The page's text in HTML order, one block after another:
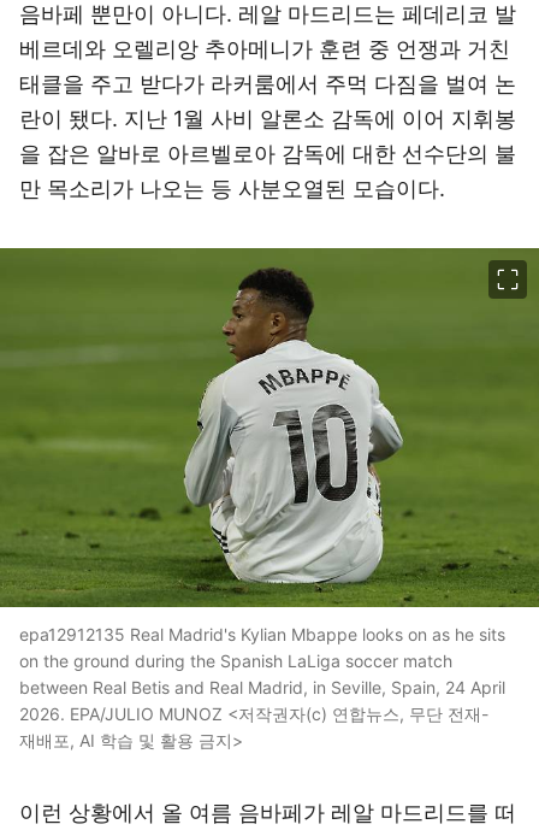
음바페 뿐만이 아니다. 레알 마드리드는 페데리코 발
베르데와 오렐리앙 추아메니가 훈련 중 언쟁과 거친
태클을 주고 받다가 라커룸에서 주먹 다짐을 벌여 논
란이 됐다. 지난 1월 사비 알론소 감독에 이어 지휘봉
을 잡은 알바로 아르벨로아 감독에 대한 선수단의 불
만 목소리가 나오는 등 사분오열된 모습이다.
epa12912135 Real Madrid's Kylian Mbappe looks on as he sits
on the ground during the Spanish LaLiga soccer match
between Real Betis and Real Madrid, in Seville, Spain, 24 April
2026. EPA/JULIO MUNOZ <저작권자(c) 연합뉴스, 무단 전재-
재배포, AI 학습 및 활용 금지>
이런 상황에서 올 여름 음바페가 레알 마드리드를 떠